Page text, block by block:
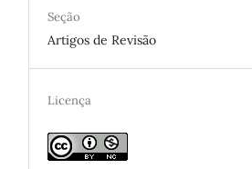
Seção
Artigos de Revisão
Licença